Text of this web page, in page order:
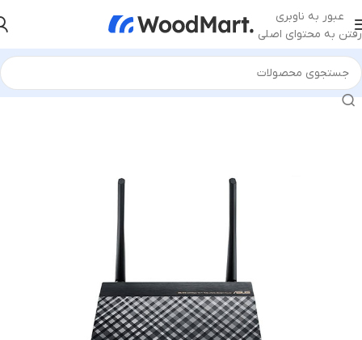
عبور به ناوبری
رفتن به محتوای اصلی
خانه/تجهیزات شبکه/اکتیو/مودم/مودم ADSL